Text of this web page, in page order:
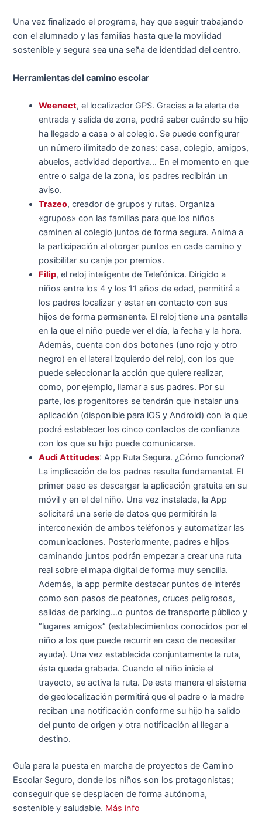
Una vez finalizado el programa, hay que seguir trabajando
con el alumnado y las familias hasta que la movilidad
sostenible y segura sea una seña de identidad del centro.
Herramientas del camino escolar
Weenect, el localizador GPS. Gracias a la alerta de
entrada y salida de zona, podrá saber cuándo su hijo
ha llegado a casa o al colegio. Se puede configurar
un número ilimitado de zonas: casa, colegio, amigos,
abuelos, actividad deportiva… En el momento en que
entre o salga de la zona, los padres recibirán un
aviso.
Trazeo, creador de grupos y rutas. Organiza
«grupos» con las familias para que los niños
caminen al colegio juntos de forma segura. Anima a
la participación al otorgar puntos en cada camino y
posibilitar su canje por premios.
Filip, el reloj inteligente de Telefónica. Dirigido a
niños entre los 4 y los 11 años de edad, permitirá a
los padres localizar y estar en contacto con sus
hijos de forma permanente. El reloj tiene una pantalla
en la que el niño puede ver el día, la fecha y la hora.
Además, cuenta con dos botones (uno rojo y otro
negro) en el lateral izquierdo del reloj, con los que
puede seleccionar la acción que quiere realizar,
como, por ejemplo, llamar a sus padres. Por su
parte, los progenitores se tendrán que instalar una
aplicación (disponible para iOS y Android) con la que
podrá establecer los cinco contactos de confianza
con los que su hijo puede comunicarse.
Audi Attitudes: App Ruta Segura. ¿Cómo funciona?
La implicación de los padres resulta fundamental. El
primer paso es descargar la aplicación gratuita en su
móvil y en el del niño. Una vez instalada, la App
solicitará una serie de datos que permitirán la
interconexión de ambos teléfonos y automatizar las
comunicaciones. Posteriormente, padres e hijos
caminando juntos podrán empezar a crear una ruta
real sobre el mapa digital de forma muy sencilla.
Además, la app permite destacar puntos de interés
como son pasos de peatones, cruces peligrosos,
salidas de parking…o puntos de transporte público y
“lugares amigos” (establecimientos conocidos por el
niño a los que puede recurrir en caso de necesitar
ayuda). Una vez establecida conjuntamente la ruta,
ésta queda grabada. Cuando el niño inicie el
trayecto, se activa la ruta. De esta manera el sistema
de geolocalización permitirá que el padre o la madre
reciban una notificación conforme su hijo ha salido
del punto de origen y otra notificación al llegar a
destino.
Guía para la puesta en marcha de proyectos de Camino
Escolar Seguro, donde los niños son los protagonistas;
conseguir que se desplacen de forma autónoma,
sostenible y saludable. Más info